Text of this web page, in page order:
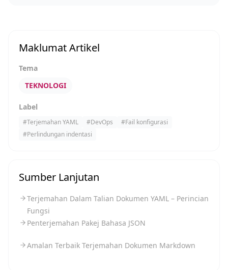
Maklumat Artikel
Tema
TEKNOLOGI
Label
#Terjemahan YAML #DevOps #Fail konfigurasi
#Perlindungan indentasi
Sumber Lanjutan
Terjemahan Dalam Talian Dokumen YAML – Perincian
Fungsi
Penterjemahan Pakej Bahasa JSON
Amalan Terbaik Terjemahan Dokumen Markdown